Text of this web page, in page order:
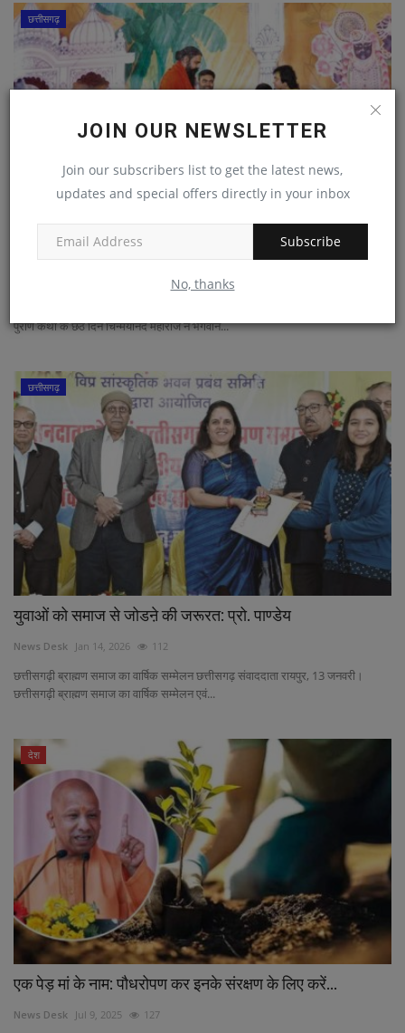
JOIN OUR NEWSLETTER
Join our subscribers list to get the latest news,
updates and special offers directly in your inbox
Subscribe
No, thanks
छत्तीसगढ़
हम शारीरिक से ज्यादा मानसिक भक्ति पर ध्यान दें-बापू
पुराण कथा के छठे दिन चिन्मयानंद महाराज ने भगवान...
छत्तीसगढ़
युवाओं को समाज से जोडऩे की जरूरत: प्रो. पाण्डेय
News Desk Jan 14, 2026 112
छत्तीसगढ़ी ब्राह्मण समाज का वार्षिक सम्मेलन छत्तीसगढ़ संवाददाता रायपुर, 13 जनवरी।
छत्तीसगढ़ी ब्राह्मण समाज का वार्षिक सम्मेलन एवं...
देश
एक पेड़ मां के नाम: पौधरोपण कर इनके संरक्षण के लिए करें...
News Desk Jul 9, 2025 127